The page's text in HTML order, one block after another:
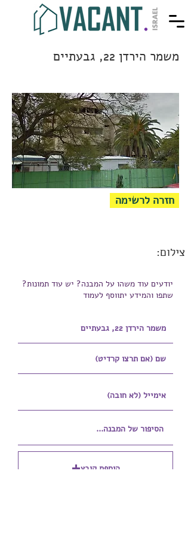
משמר הירדן 22, גבעתיים
חזרה לרשימה
צילום:
יודעים עוד משהו על המבנה? יש עוד תמונות?
שתפו והמידע יתווסף לעמוד
הוספת קובץ